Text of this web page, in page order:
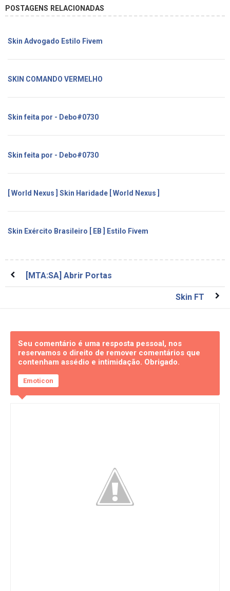
POSTAGENS RELACIONADAS
Skin Advogado Estilo Fivem
SKIN COMANDO VERMELHO
Skin feita por - Debo#0730
Skin feita por - Debo#0730
[ World Nexus ] Skin Haridade [ World Nexus ]
Skin Exército Brasileiro [ EB ] Estilo Fivem
[MTA:SA] Abrir Portas
Skin FT
Seu comentário é uma resposta pessoal, nos
reservamos o direito de remover comentários que
contenham assédio e intimidação. Obrigado.
Emoticon